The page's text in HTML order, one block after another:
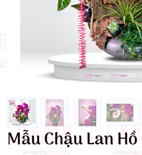
Mẫu Chậu Lan